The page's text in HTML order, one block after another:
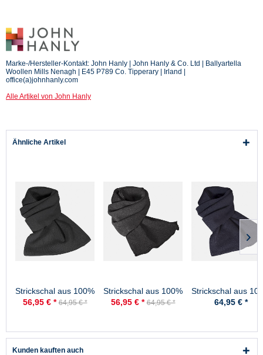
Marke-/Hersteller-Kontakt: John Hanly | John Hanly & Co. Ltd | Ballyartella
Woollen Mills Nenagh | E45 P789 Co. Tipperary | Irland |
office(a)johnhanly.com
Alle Artikel von John Hanly
Ähnliche Artikel
Strickschal aus 100%
Schurwolle - Merino -
56,95 € * 64,95 € *
Strickschal aus 100%
Schurwolle - Merino -
56,95 € * 64,95 € *
Strickschal aus
Schurwolle -
64,95 € *
Kunden kauften auch